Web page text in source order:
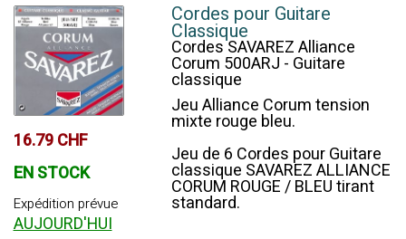
16.79 CHF
EN STOCK
Expédition prévue
AUJOURD'HUI
Cordes pour Guitare
Classique
Cordes SAVAREZ Alliance
Corum 500ARJ - Guitare
classique
Jeu Alliance Corum tension
mixte rouge bleu.
Jeu de 6 Cordes pour Guitare
classique SAVAREZ ALLIANCE
CORUM ROUGE / BLEU tirant
standard.